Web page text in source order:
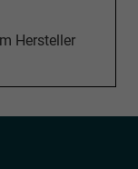
Hersteller